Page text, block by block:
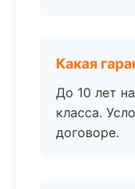
Какая
До 10 лет
класса.
договоре.